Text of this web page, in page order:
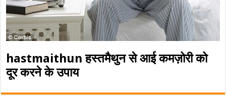
hastmaithun हस्तमैथुन से आई कमज़ोरी को
दूर करने के उपाय